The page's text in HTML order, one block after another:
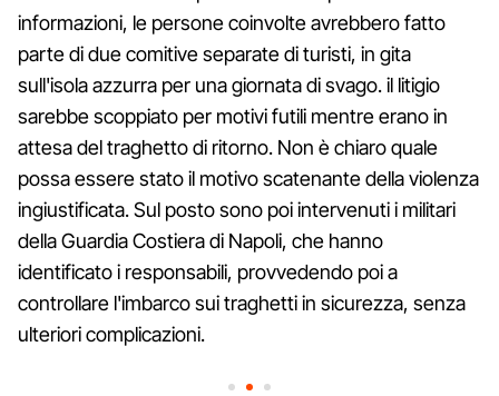
informazioni, le persone coinvolte avrebbero fatto
parte di due comitive separate di turisti, in gita
sull'isola azzurra per una giornata di svago. il litigio
sarebbe scoppiato per motivi futili mentre erano in
attesa del traghetto di ritorno. Non è chiaro quale
possa essere stato il motivo scatenante della violenza
ingiustificata. Sul posto sono poi intervenuti i militari
della Guardia Costiera di Napoli, che hanno
identificato i responsabili, provvedendo poi a
controllare l'imbarco sui traghetti in sicurezza, senza
ulteriori complicazioni.